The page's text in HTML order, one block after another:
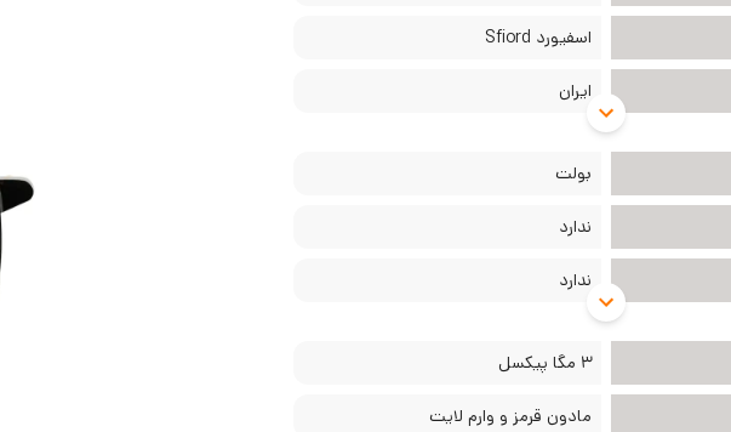
اسفیورد Sfiord
ایران
بولت
ندارد
ندارد
3 مگا پیکسل
مادون قرمز و وارم لایت